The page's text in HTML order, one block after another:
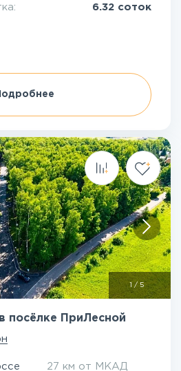
6.32 соток
1 / 5
посёлке ПриЛесной
27 км от МКАД